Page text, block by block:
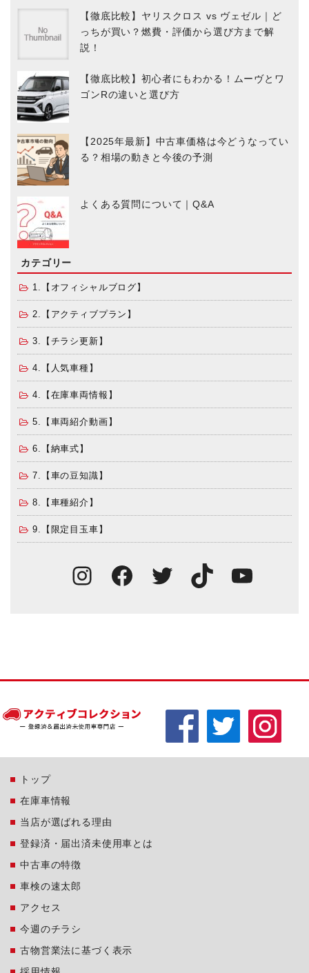
【徹底比較】ヤリスクロス vs ヴェゼル｜ど
っちが買い？燃費・評価から選び方まで解
説！
【徹底比較】初心者にもわかる！ムーヴとワ
ゴンRの違いと選び方
【2025年最新】中古車価格は今どうなってい
る？相場の動きと今後の予測
よくある質問について｜Q&A
カテゴリー
1.【オフィシャルブログ】
2.【アクティブプラン】
3.【チラシ更新】
4.【人気車種】
4.【在庫車両情報】
5.【車両紹介動画】
6.【納車式】
7.【車の豆知識】
8.【車種紹介】
9.【限定目玉車】
Instagram
Facebook
TwitterTikTok
トップ
在庫車情報
当店が選ばれる理由
登録済・届出済未使用車とは
中古車の特徴
車検の速太郎
アクセス
今週のチラシ
古物営業法に基づく表示